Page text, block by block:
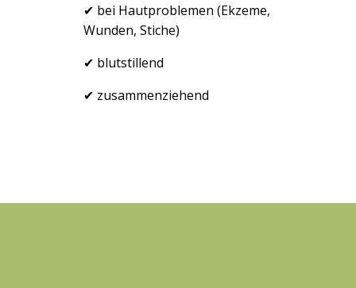
✔ bei Hautproblemen (Ekzeme,
Wunden, Stiche)
✔ blutstillend
✔ zusammenziehend